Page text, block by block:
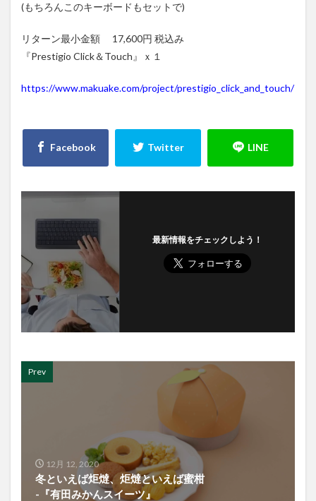
(もちろんこのキーボードもセットで)
リターン最小金額 17,600円 税込み
『Prestigio Click＆Touch』ｘ１
https://www.makuake.com/project/prestigio_click_and_touch/
最新情報をチェックしよう！
Prev
12月 12, 2020
冬といえば炬燵、炬燵といえば蜜柑
-『有田みかんスイーツ』